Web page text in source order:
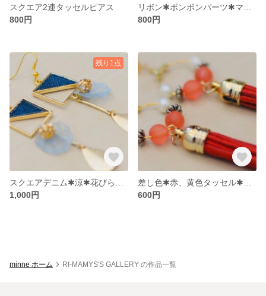
スクエア2連タッセルピアス
800円
800円
残り1点
1,000円
600円
minne ホーム RI-MAMYS'S GALLERY の作品一覧